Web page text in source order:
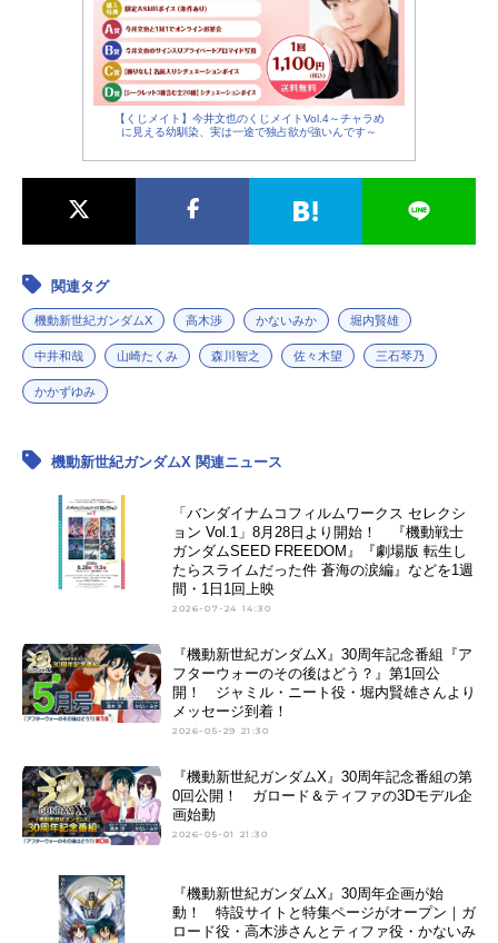
【くじメイト】今井文也のくじメイトVol.4～チャラめ
に見える幼馴染、実は一途で独占欲が強いんです～
関連タグ
機動新世紀ガンダムX 高木渉 かないみか 堀内賢雄
中井和哉 山崎たくみ 森川智之 佐々木望 三石琴乃
かかずゆみ
機動新世紀ガンダムX 関連ニュース
「バンダイナムコフィルムワークス セレクシ
ョン Vol.1」8月28日より開始！ 『機動戦士
ガンダムSEED FREEDOM』『劇場版 転生し
たらスライムだった件 蒼海の涙編』などを1週
間・1日1回上映
2026-07-24 14:30
『機動新世紀ガンダムX』30周年記念番組『ア
フターウォーのその後はどう？』第1回公
開！ ジャミル・ニート役・堀内賢雄さんより
メッセージ到着！
2026-05-29 21:30
『機動新世紀ガンダムX』30周年記念番組の第
0回公開！ ガロード＆ティファの3Dモデル企
画始動
2026-05-01 21:30
『機動新世紀ガンダムX』30周年企画が始
動！ 特設サイトと特集ページがオープン｜ガ
ロード役・高木渉さんとティファ役・かないみ